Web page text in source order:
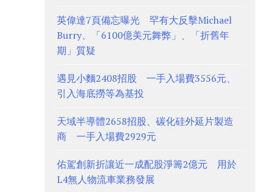
英偉達7頁備忘曝光 罕有大反擊Michael
Burry、「6100億美元舞弊」、「折舊年
期」質疑
遇見小麵2408招股 一手入場費3556元、
引入海底撈等為基投
天域半導體2658招股、碳化硅外延片製造
商 一手入場費2929元
佑駕創新折讓近一成配股淨籌2億元 用於
L4無人物流車業務發展